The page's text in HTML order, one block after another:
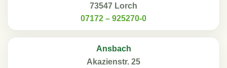
73547 Lorch
07172 – 925270-0
Ansbach
Akazienstr. 25